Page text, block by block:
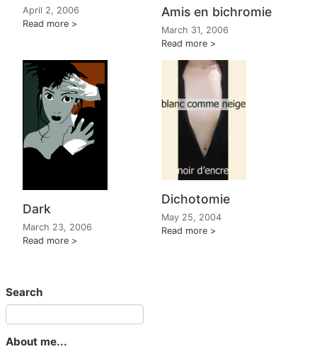
April 2, 2006
Read more
Amis en bichromie
March 31, 2006
Read more
Dark
March 23, 2006
Read more
Dichotomie
May 25, 2004
Read more
Search
About me...